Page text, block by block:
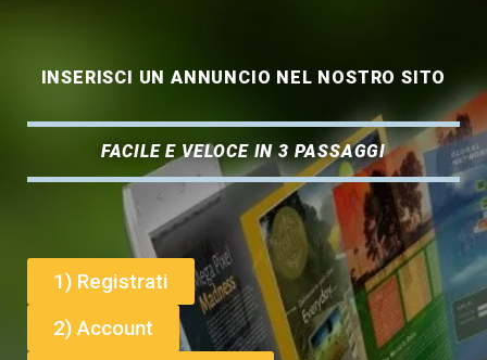
INSERISCI UN ANNUNCIO NEL NOSTRO SITO
FACILE E VELOCE IN 3 PASSAGGI
1) Registrati
2) Account